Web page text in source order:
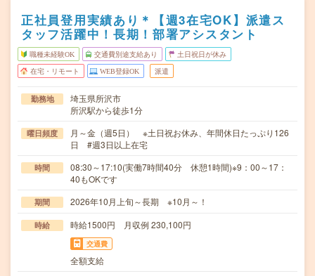
正社員登用実績あり＊【週3在宅OK】派遣ス
タッフ活躍中！長期！部署アシスタント
職種未経験OK 交通費別途支給あり 土日祝日が休み
在宅・リモート WEB登録OK 派遣
勤務地
埼玉県所沢市
所沢駅から徒歩1分
曜日頻度
月～金（週5日） ※土日祝お休み、年間休日たっぷり126
日 #週3日以上在宅
時間
08:30～17:10(実働7時間40分 休憩1時間)※9：00～17：
40もOKです
期間 2026年10月上旬～長期 ※10月～！
時給 時給1500円 月収例 230,100円
交通費
全額支給